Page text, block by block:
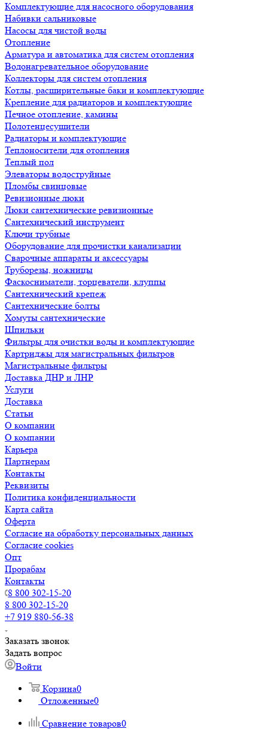
Комплектующие для насосного оборудования
Набивки сальниковые
Насосы для чистой воды
Отопление
Арматура и автоматика для систем отопления
Водонагревательное оборудование
Коллекторы для систем отопления
Котлы, расширительные баки и комплектующие
Крепление для радиаторов и комплектующие
Печное отопление, камины
Полотенцесушители
Радиаторы и комплектующие
Теплоносители для отопления
Теплый пол
Элеваторы водоструйные
Пломбы свинцовые
Ревизионные люки
Люки сантехнические ревизионные
Сантехнический инструмент
Ключи трубные
Оборудование для прочистки канализации
Сварочные аппараты и аксессуары
Труборезы, ножницы
Фаскосниматели, торцеватели, клуппы
Сантехнический крепеж
Сантехнические болты
Хомуты сантехнические
Шпильки
Фильтры для очистки воды и комплектующие
Картриджы для магистральных фильтров
Магистральные фильтры
Доставка ДНР и ЛНР
Услуги
Доставка
Статьи
О компании
О компании
Карьера
Партнерам
Контакты
Реквизиты
Политика конфиденциальности
Карта сайта
Оферта
Согласие на обработку персональных данных
Согласие cookies
Опт
Прорабам
Контакты
8 800 302-15-20
8 800 302-15-20
+7 919 880-56-38
Заказать звонок
Задать вопрос
Войти
Корзина0
Отложенные0
Сравнение товаров0